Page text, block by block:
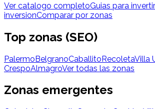
Ver catalogo completoGuias para invertir
inversionComparar por zonas
Top zonas (SEO)
PalermoBelgranoCaballitoRecoletaVilla
CrespoAlmagroVer todas las zonas
Zonas emergentes